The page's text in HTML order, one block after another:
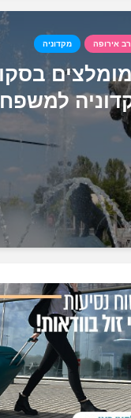
אירופה מקדוניה